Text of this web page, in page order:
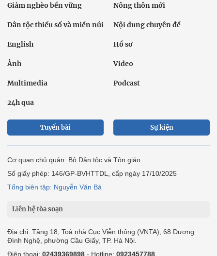
Giảm nghèo bền vững Nông thôn mới
Dân tộc thiểu số và miền núi Nội dung chuyên đề
English Hồ sơ
Ảnh Video
Multimedia Podcast
24h qua
Tuyến bài Sự kiện
Cơ quan chủ quản: Bộ Dân tộc và Tôn giáo
Số giấy phép: 146/GP-BVHTTDL, cấp ngày 17/10/2025
Tổng biên tập: Nguyễn Văn Bá
Liên hệ tòa soạn
Địa chỉ: Tầng 18, Toà nhà Cục Viễn thông (VNTA), 68 Dương
Đình Nghệ, phường Cầu Giấy, TP. Hà Nội.
Điện thoại: 02439369898 - Hotline: 0923457788